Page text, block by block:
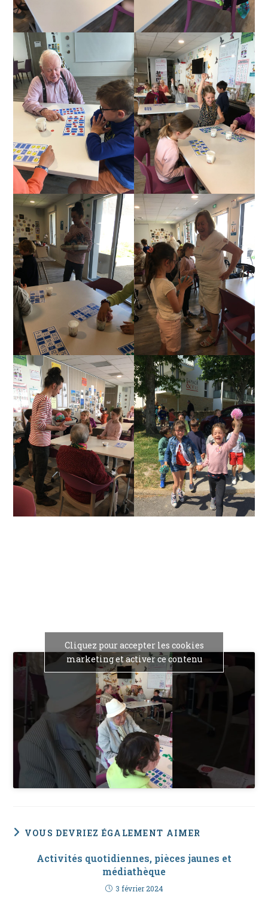
Cliquez pour accepter les cookies
marketing et activer ce contenu
VOUS DEVRIEZ ÉGALEMENT AIMER
Activités quotidiennes, pièces jaunes et
médiathèque
3 février 2024